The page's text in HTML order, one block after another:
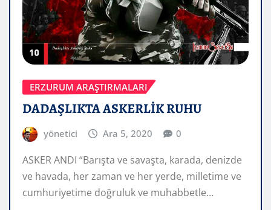
ERZURUM ARAŞTIRMALARI
DADAŞLIKTA ASKERLİK RUHU
yönetici Ara 5, 2020 0
ASKER ANDI “Barışta ve savaşta, karada, denizde
ve havada, her zaman ve her yerde, milletime ve
cumhuriyetime doğruluk ve muhabbetle…